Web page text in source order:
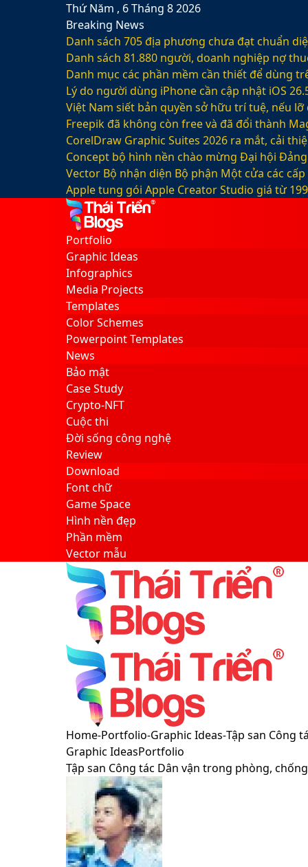
Thứ Năm , 6 Tháng 8 2026
Breaking News
Danh sách 705 địa phương chưa đạt chuẩn
Danh sách 81.880‬ người, doanh nghiệp nợ
Danh mục các phần mềm cần thiết để dùng
Lý do người dùng iPhone cần cập nhật iOS
Việt Nam siết bản quyền sở hữu trí tuệ, nếu
Freepik đã không còn free và đã đổi thành
CorelDraw Graphic Suites 2026 ra mắt, cải
Concept bộ hình nền chào mừng Đại hội Đảng
Vector Bộ nhận diện Bộ phận Một cửa các
Apple tung gói Apple Creator Studio giá từ
Facebook
X
LinkedIn
YouTube
Google
Play
Sidebar
Switch
skin
Portfolio
Graphic Ideas
Infographics
Media Projects
Templates
Color Schemes
Powerpoint Templates
News
Bảo mật
Case Study
Crypto-NFT
Cuộc thi
Đời sống công nghệ
Review
Download
Font chữ
Game Space
Hình nền đẹp
Phần mềm
Vector mẫu
Sidebar
Search
for
Menu
Switch
skin
Home-Portfolio-Graphic Ideas-Tập san Công
Graphic IdeasPortfolio
Tập san Công tác Dân vận trong phòng,